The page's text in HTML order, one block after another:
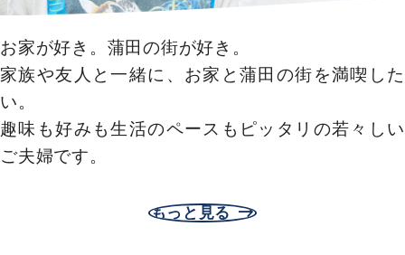
お家が好き。蒲田の街が好き。
家族や友人と一緒に、お家と蒲田の街を満喫した
い。
趣味も好みも生活のペースもピッタリの若々しい
ご夫婦です。
もっと見る
お客様の声
採用情報